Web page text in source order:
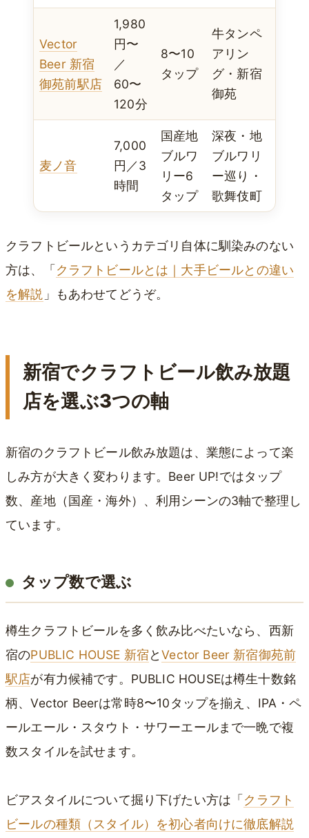
Vector
Beer 新宿
御苑前駅店
1,980
円〜
／
60〜
120分
8〜10
タップ
牛タンペ
アリン
グ・新宿
御苑
麦ノ音
7,000
円／3
時間
国産地
ブルワ
リー6
タップ
深夜・地
ブルワリ
ー巡り・
歌舞伎町
クラフトビールというカテゴリ自体に馴染みのない
方は、「 クラフトビールとは｜大手ビールとの違い
を解説 」もあわせてどうぞ。
新宿でクラフトビール飲み放題
店を選ぶ3つの軸
新宿のクラフトビール飲み放題は、業態によって楽
しみ方が大きく変わります。Beer UP!ではタップ
数、産地（国産・海外）、利用シーンの3軸で整理し
ています。
タップ数で選ぶ
樽生クラフトビールを多く飲み比べたいなら、西新
宿のPUBLIC HOUSE 新宿とVector Beer 新宿御苑前
駅店が有力候補です。PUBLIC HOUSEは樽生十数銘
柄、Vector Beerは常時8〜10タップを揃え、IPA・ペ
ールエール・スタウト・サワーエールまで一晩で複
数スタイルを試せます。
ビアスタイルについて掘り下げたい方は「クラフト
ビールの種類（スタイル）を初心者向けに徹底解説